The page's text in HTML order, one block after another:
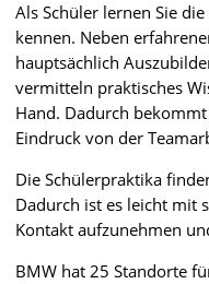
Als Schüler lernen Sie
kennen. Neben
hauptsächlich
vermitteln praktisches
Hand. Dadurch
Eindruck von der
Die Schülerpraktika
Dadurch ist es leicht mit
Kontakt aufzunehmen
BMW hat 25 Standorte